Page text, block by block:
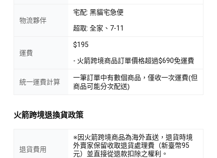
物流夥伴
宅配: 黑貓宅急便
超取: 全家、7-11
運費
$195
- 火箭跨境商品訂單價格超過$690免運費
統一運費計算
一筆訂單中有數個商品，僅收一次運費(但
商品可能分次配送)
火箭跨境退換貨政策
退貨費用
※因火箭跨境商品為海外直送，退貨時境
外賣家保留收取退貨處理費（新臺幣95
元）並直接從退款扣除之權利。